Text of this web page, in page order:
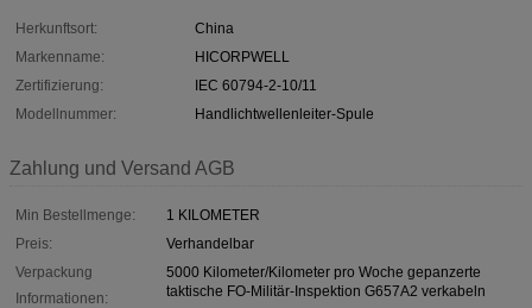
Herkunftsort:
China
Markenname:
HICORPWELL
Zertifizierung:
IEC 60794-2-10/11
Modellnummer:
Handlichtwellenleiter-Spule
Zahlung und Versand AGB
Min Bestellmenge:
1 KILOMETER
Preis:
Verhandelbar
Verpackung
Informationen:
5000 Kilometer/Kilometer pro Woche gepanzerte
taktische FO-Militär-Inspektion G657A2 verkabeln